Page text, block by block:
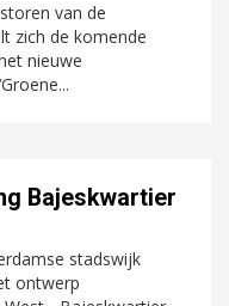
van de
zich de komende
nieuwe
Bajeskwartier
stadswijk
ontwerp